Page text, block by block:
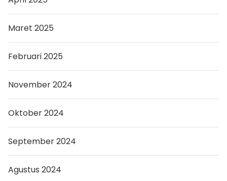
Maret 2025
Februari 2025
November 2024
Oktober 2024
September 2024
Agustus 2024